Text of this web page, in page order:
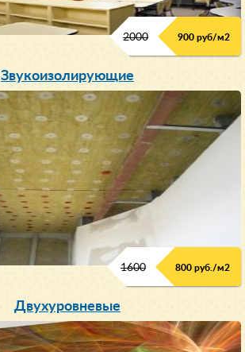
2000 900 руб/м2
Звукоизолирующие
1600 800 руб./м2
Двухуровневые